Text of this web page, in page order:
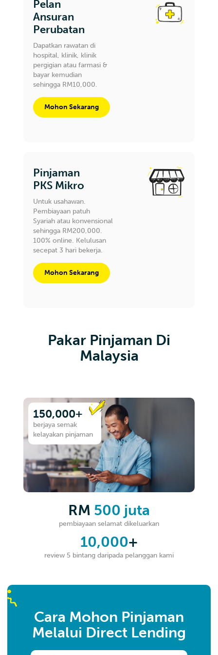
Pelan
Ansuran
Perubatan
Dapatkan rawatan di
hospital, klinik, klinik
pergigian atau farmasi &
bayar kemudian
sehingga RM10,000.
Mohon Sekarang
Pinjaman
PKS Mikro
Untuk usahawan.
Pembiayaan patuh
Syariah atau konvensional
sehingga RM200,000.
100% online. Kelulusan
secepat 3 hari bekerja.
Mohon Sekarang
Pakar Pinjaman Di
Malaysia
150,000+
berjaya semak
kelayakan pinjaman
RM 500 juta
pembiayaan selamat dikeluarkan
10,000+
review 5 bintang daripada pelanggan kami
Cara Mohon Pinjaman
Melalui Direct Lending